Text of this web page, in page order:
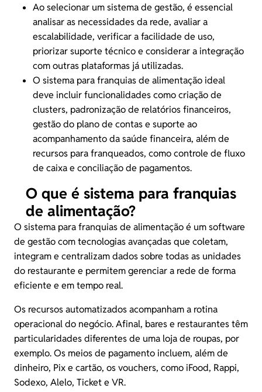
Ao selecionar umsistema de gestão, é essencial
analisar as necessidades da rede, avaliar a
escalabilidade, verificar a facilidade de uso,
priorizar suporte técnico e considerar a integração
com outras plataformas já utilizadas.
O sistema para franquias de alimentação ideal
deve incluir funcionalidades comocriação de
clusters, padronização de relatórios financeiros,
gestão do plano de contas e suporte ao
acompanhamento da saúde financeira, além de
recursos para franqueados, como controle de fluxo
de caixa e conciliação de pagamentos.
O que é sistema para franquias
de alimentação?
O sistema para franquias de alimentação é um software
de gestão com tecnologias avançadas que coletam,
integram e centralizam dados sobre todas as unidades
do restaurante e permitem gerenciar a rede de forma
eficiente e em tempo real.
Os recursos automatizados acompanham a rotina
operacional do negócio. Afinal, bares e restaurantes têm
particularidades diferentes de uma loja de roupas, por
exemplo. Os meios de pagamento incluem, além de
dinheiro, Pixe cartão, os vouchers, como iFood, Rappi,
Sodexo, Alelo, Ticket e VR.